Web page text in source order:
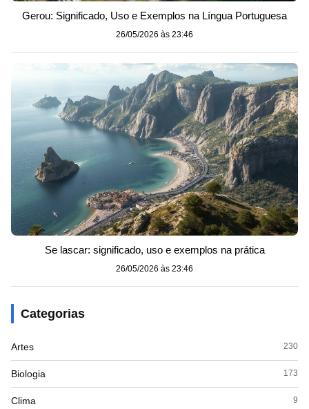
Gerou: Significado, Uso e Exemplos na Língua Portuguesa
26/05/2026 às 23:46
Se lascar: significado, uso e exemplos na prática
26/05/2026 às 23:46
Categorias
Artes 230
Biologia 173
Clima 9